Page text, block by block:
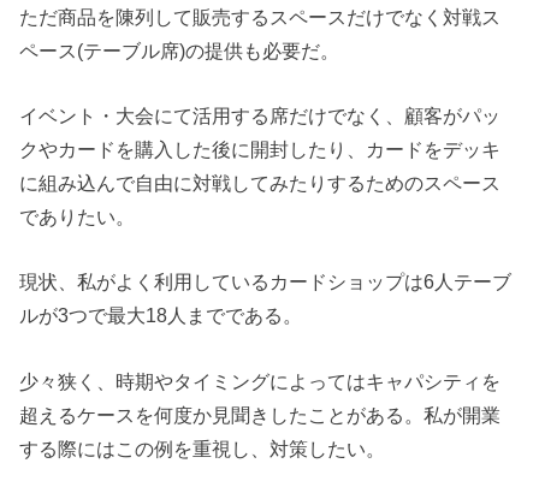
ただ商品を陳列して販売するスペースだけでなく対戦ス
ペース(テーブル席)の提供も必要だ。
イベント・大会にて活用する席だけでなく、顧客がパッ
クやカードを購入した後に開封したり、カードをデッキ
に組み込んで自由に対戦してみたりするためのスペース
でありたい。
現状、私がよく利用しているカードショップは6人テーブ
ルが3つで最大18人までである。
少々狭く、時期やタイミングによってはキャパシティを
超えるケースを何度か見聞きしたことがある。私が開業
する際にはこの例を重視し、対策したい。